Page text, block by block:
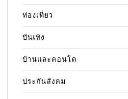
ท่องเที่ยว
บันเทิง
บ้านและคอนโด
ประกันสังคม